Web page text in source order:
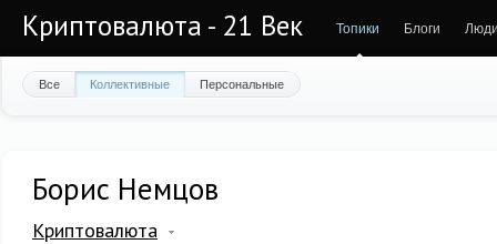
Криптовалюта - 21 Век Топики Блоги
Все Коллективные Персональные
Борис Немцов
Криптовалюта